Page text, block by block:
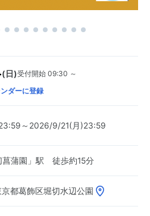
(日)受付開始 09:30 ～
ダーに登録
～2026/9/21(月)23:59
菖蒲園」駅 徒歩約15分
京都葛飾区堀切水辺公園